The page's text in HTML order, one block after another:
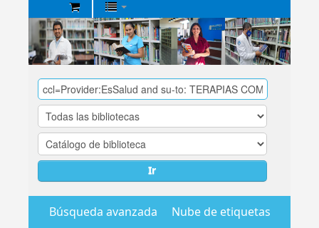
Biblioteca
Central
EsSalud
Ir
Búsqueda avanzada Nube de etiquetas